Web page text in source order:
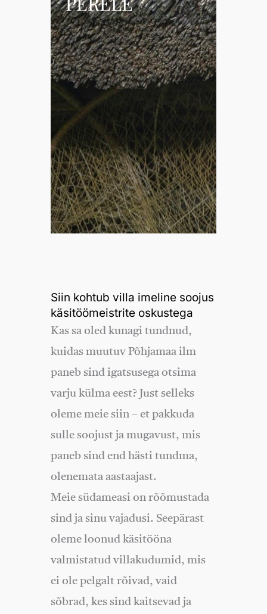
Siin kohtub villa imeline soojus
käsitöömeistrite oskustega
Kas sa oled kunagi tundnud,
kuidas muutuv Põhjamaa ilm
paneb sind igatsusega otsima
varju külma eest? Just selleks
oleme meie siin – et pakkuda
sulle soojust ja mugavust, mis
paneb sind end hästi tundma,
olenemata aastaajast.
Meie südameasi on rõõmustada
sind ja sinu vajadusi. Seepärast
oleme loonud käsitööna
valmistatud villakudumid, mis
ei ole pelgalt rõivad, vaid
sõbrad, kes sind kaitsevad ja